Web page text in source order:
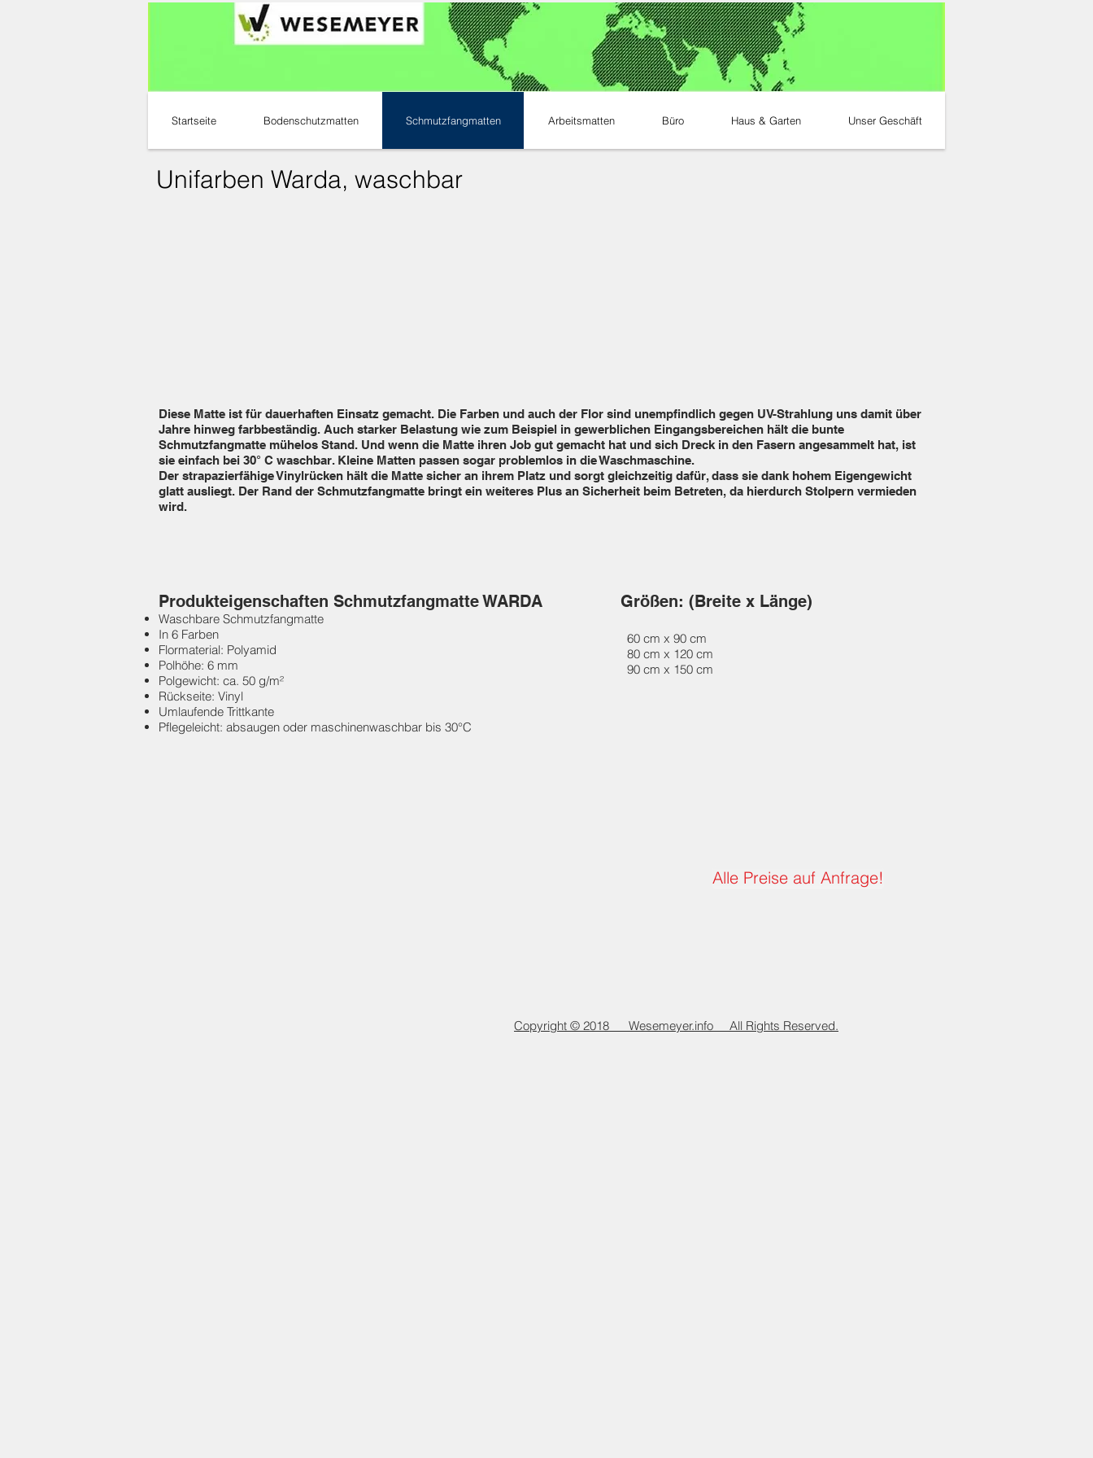
Startseite Bodenschutzmatten Schmutzfangmatten Arbeitsmatten Büro Haus & Garten Unser Geschäft
Unifarben Warda, waschbar
Diese Matte ist für dauerhaften Einsatz gemacht. Die Farben und auch der Flor sind unempfindlich gegen UV-Strahlung uns damit über
Jahre hinweg farbbeständig. Auch starker Belastung wie zum Beispiel in gewerblichen Eingangsbereichen hält die bunte
Schmutzfangmatte mühelos Stand. Und wenn die Matte ihren Job gut gemacht hat und sich Dreck in den Fasern angesammelt hat, ist
sie einfach bei 30° C waschbar. Kleine Matten passen sogar problemlos in die Waschmaschine.
Der strapazierfähige Vinylrücken hält die Matte sicher an ihrem Platz und sorgt gleichzeitig dafür, dass sie dank hohem Eigengewicht
glatt ausliegt. Der Rand der Schmutzfangmatte bringt ein weiteres Plus an Sicherheit beim Betreten, da hierdurch Stolpern vermieden
wird.
Produkteigenschaften Schmutzfangmatte WARDA
Waschbare Schmutzfangmatte
In 6 Farben
Flormaterial: Polyamid
Polhöhe: 6 mm
Polgewicht: ca. 50 g/m²
Rückseite: Vinyl
Umlaufende Trittkante
Pflegeleicht: absaugen oder maschinenwaschbar bis 30°C
Größen: (Breite x Länge)
60 cm x 90 cm
80 cm x 120 cm
90 cm x 150 cm
Alle Preise auf Anfrage!
Copyright © 2018 Wesemeyer.info All Rights Reserved.